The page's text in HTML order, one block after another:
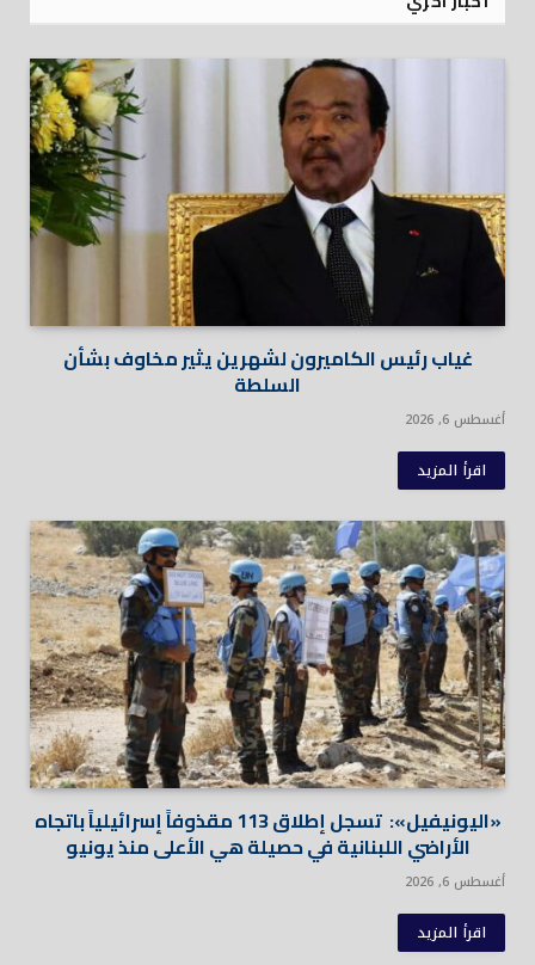
غياب رئيس الكاميرون لشهرين يثير مخاوف بشأن
السلطة
أغسطس 6, 2026
اقرأ المزيد
«اليونيفيل»: تسجل إطلاق 113 مقذوفاً إسرائيلياً باتجاه
الأراضي اللبنانية في حصيلة هي الأعلى منذ يونيو
أغسطس 6, 2026
اقرأ المزيد